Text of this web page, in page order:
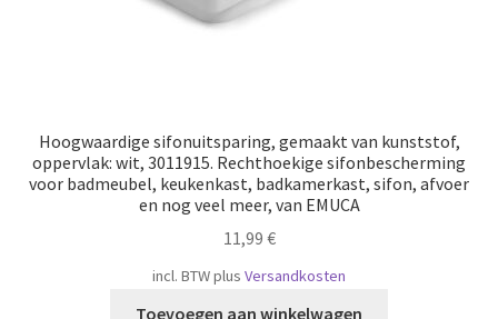
Hoogwaardige sifonuitsparing, gemaakt van kunststof,
oppervlak: wit, 3011915. Rechthoekige sifonbescherming
voor badmeubel, keukenkast, badkamerkast, sifon, afvoer
en nog veel meer, van EMUCA
11,99 €
incl. BTWplus Versandkosten
Toevoegen aan winkelwagen